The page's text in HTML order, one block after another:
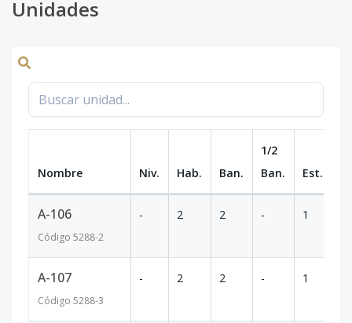
Unidades
Nombre Niv. Hab. Ban.
1/2
Ban.
Est.
A-106
Código 5288-2
- 2 2 - 1
A-107
Código 5288-3
- 2 2 - 1